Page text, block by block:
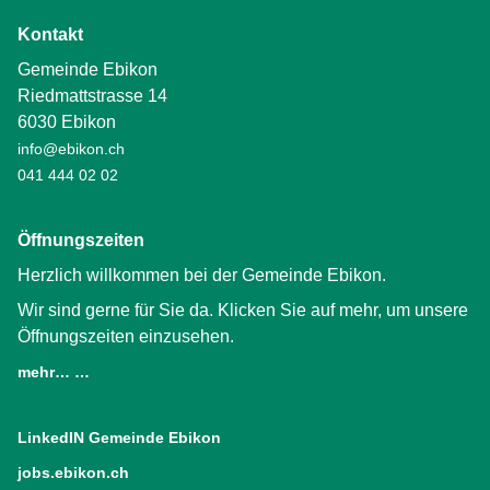
Kontakt
Gemeinde Ebikon
Riedmattstrasse 14
6030 Ebikon
info@ebikon.ch
041 444 02 02
Öffnungszeiten
Herzlich willkommen bei der Gemeinde Ebikon.
Wir sind gerne für Sie da. Klicken Sie auf mehr, um unsere
Öffnungszeiten einzusehen.
mehr… …
LinkedIN Gemeinde Ebikon
jobs.ebikon.ch